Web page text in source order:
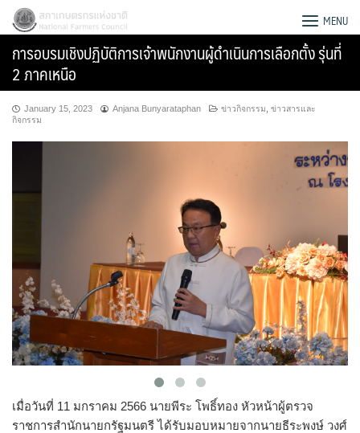
Skip
content
Search
for:
สภาเกษตรกรแห่งชาติ MENU
การอบรมเชิงปฏิบัติการเจ้าพนักงานผู้ดำเนินการเลือกตั้ง รุ่นที่
2 ภาคเหนือ
January 15, 2023 Anjana Bunyarataphan ข่าวกิจกรรม ข่าวสารและ
กิจกรรม
เมื่อวันที่ 11 มกราคม 2566 นายพีระ โพธิ์ทอง หัวหน้าผู้ตรวจ
ราชการสำนักนายกรัฐมนตรี ได้รับมอบหมายจากนายธีระพงษ์ วงศ์